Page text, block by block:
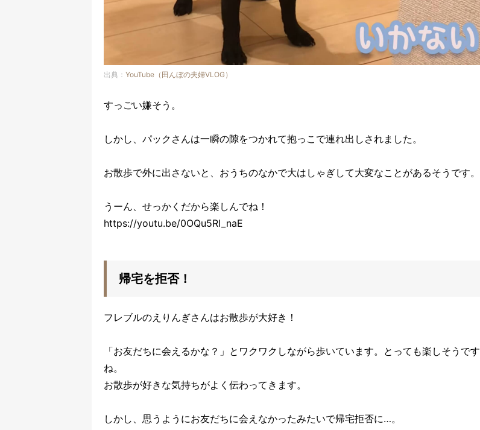
出典： YouTube（田んぼの夫婦VLOG）
すっごい嫌そう。
しかし、パックさんは一瞬の隙をつかれて抱っこで連れ出しされました。
お散歩で外に出さないと、おうちのなかで大はしゃぎして大変なことがあるそうです。
うーん、せっかくだから楽しんでね！
https://youtu.be/0OQu5RI_naE
帰宅を拒否！
フレブルのえりんぎさんはお散歩が大好き！
「お友だちに会えるかな？」とワクワクしながら歩いています。とっても楽しそうです
ね。
お散歩が好きな気持ちがよく伝わってきます。
しかし、思うようにお友だちに会えなかったみたいで帰宅拒否に…。